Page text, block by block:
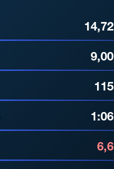
14,72
9,00
115
1:06
6,6